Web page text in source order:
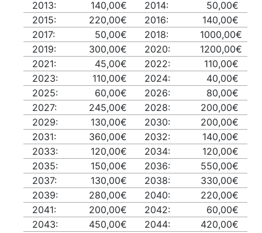
2013:
140,00€ 2014:
50,00€
2015:
220,00€ 2016:
140,00€
2017:
50,00€ 2018:
1000,00€
2019:
300,00€ 2020:
1200,00€
2021:
45,00€ 2022:
110,00€
2023:
110,00€ 2024:
40,00€
2025:
60,00€ 2026:
80,00€
2027:
245,00€ 2028:
200,00€
2029:
130,00€ 2030:
200,00€
2031:
360,00€ 2032:
140,00€
2033:
120,00€ 2034:
120,00€
2035:
150,00€ 2036:
550,00€
2037:
130,00€ 2038:
330,00€
2039:
280,00€ 2040:
220,00€
2041:
200,00€ 2042:
60,00€
2043:
450,00€ 2044:
420,00€